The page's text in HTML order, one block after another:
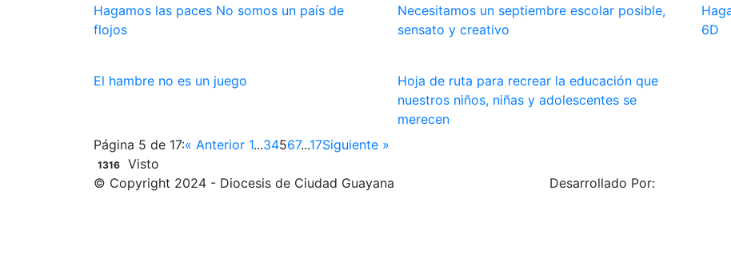
Hagamos las paces No somos un país de
flojos
Necesitamos un septiembre escolar posible,
sensato y creativo
6D
El hambre no es un juego
Hoja de ruta para recrear la educación que
nuestros niños, niñas y adolescentes se
merecen
Página 5 de 17:« Anterior 1...34567...17Siguiente »
1316
Visto
© Copyright 2024 - Diocesis de Ciudad Guayana
Desarrollado Por: